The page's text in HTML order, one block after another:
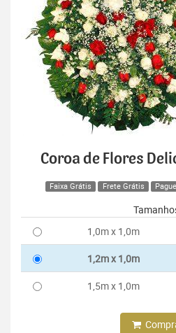
Coroa de Flores
Faixa Grátis Frete Grátis
1,0m x 1,0m
1,2m x 1,0m
1,5m x 1,0m